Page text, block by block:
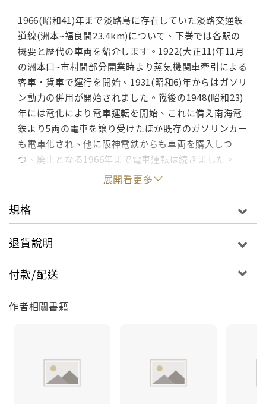
1966(昭和41)年まで淡路島に存在していた淡路交通鉄
道線(洲本~福良間23.4km)について、下巻では各駅の
概要と歴代の車両を紹介します。1922(大正11)年11月
の洲本口~市村間部分開業時より蒸気機関車牽引による
客車・貨車で運行を開始、1931(昭和6)年からはガソリ
ン動力の併用が開始されました。戦後の1948(昭和23)
年には電化により電車運転を開始、これに備え南海電
鉄より5両の電車を譲り受けたほか既存のガソリンカー
も電車化され、他に阪神電鉄からも車両を購入しつ
つ、廃止となる1966年まで電車運転は続きました。
展開看更多
規格
退貨說明
付款/配送
作者相關書籍